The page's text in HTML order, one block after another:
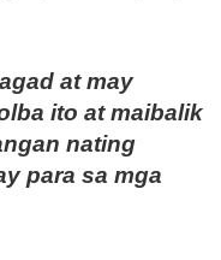
at may
ito at maibalik
nating
para sa mga